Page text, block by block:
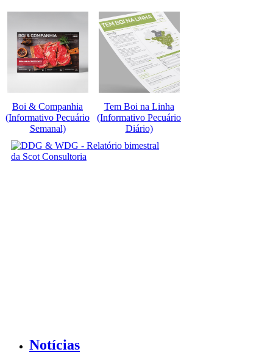
Boi & Companhia
(Informativo Pecuário
Semanal)
Tem Boi na Linha
(Informativo Pecuário
Diário)
Notícias